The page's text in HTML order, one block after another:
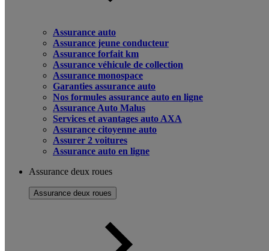
Assurance auto
Assurance jeune conducteur
Assurance forfait km
Assurance véhicule de collection
Assurance monospace
Garanties assurance auto
Nos formules assurance auto en ligne
Assurance Auto Malus
Services et avantages auto AXA
Assurance citoyenne auto
Assurer 2 voitures
Assurance auto en ligne
Assurance deux roues
Assurance deux roues